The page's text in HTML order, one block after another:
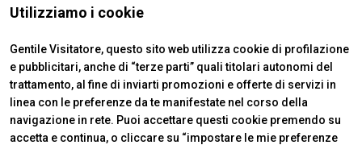
Utilizziamo i cookie
Gentile Visitatore, questo sito web utilizza cookie di profilazione
e pubblicitari, anche di “terze parti” quali titolari autonomi del
trattamento, al fine di inviarti promozioni e offerte di servizi in
linea con le preferenze da te manifestate nel corso della
navigazione in rete. Puoi accettare questi cookie premendo su
accetta e continua, o cliccare su “impostare le mie preferenze
ABOUT VISITARE